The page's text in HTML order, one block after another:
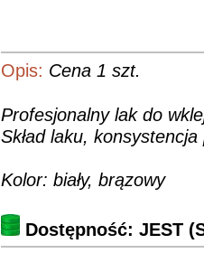
Opis: Cena 1 szt.
Profesjonalny lak do
Skład laku,
Kolor: biały, brązowy
Dostępność: JEST